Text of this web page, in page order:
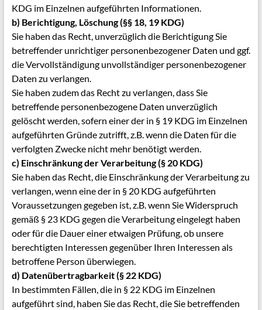
KDG im Einzelnen aufgeführten Informationen.
b) Berichtigung, Löschung (§§ 18, 19 KDG)
Sie haben das Recht, unverzüglich die Berichtigung Sie
betreffender unrichtiger personenbezogener Daten und ggf.
die Vervollständigung unvollständiger personenbezogener
Daten zu verlangen.
Sie haben zudem das Recht zu verlangen, dass Sie
betreffende personenbezogene Daten unverzüglich
gelöscht werden, sofern einer der in § 19 KDG im Einzelnen
aufgeführten Gründe zutrifft, z.B. wenn die Daten für die
verfolgten Zwecke nicht mehr benötigt werden.
c) Einschränkung der Verarbeitung (§ 20 KDG)
Sie haben das Recht, die Einschränkung der Verarbeitung zu
verlangen, wenn eine der in § 20 KDG aufgeführten
Voraussetzungen gegeben ist, z.B. wenn Sie Widerspruch
gemäß § 23 KDG gegen die Verarbeitung eingelegt haben
oder für die Dauer einer etwaigen Prüfung, ob unsere
berechtigten Interessen gegenüber Ihren Interessen als
betroffene Person überwiegen.
d) Datenübertragbarkeit (§ 22 KDG)
In bestimmten Fällen, die in § 22 KDG im Einzelnen
aufgeführt sind, haben Sie das Recht, die Sie betreffenden